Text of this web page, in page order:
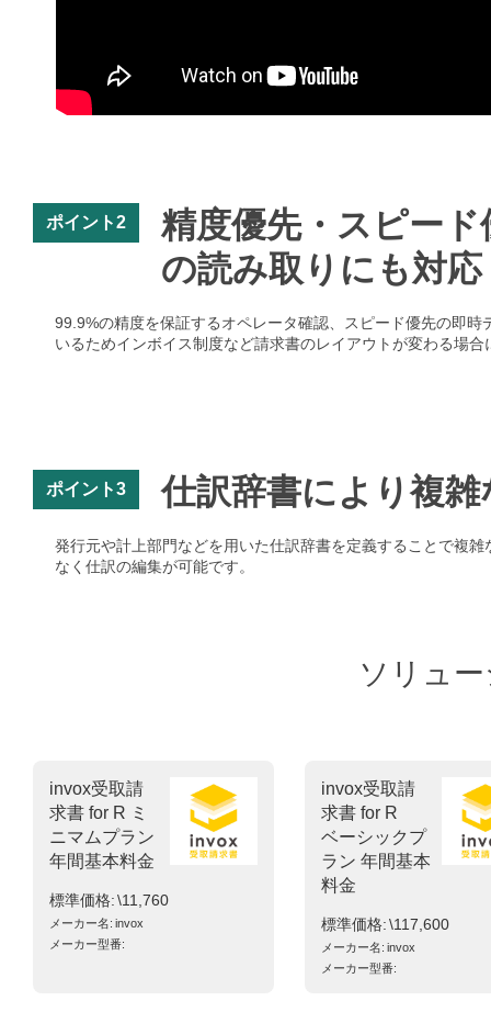
ポイント2
精度優先・スピー
の読み取りにも対応
99.9%の精度を保証するオペレータ確認、スピード優先の即
いるためインボイス制度など請求書のレイアウトが変わる場
ポイント3 仕訳辞書により複
発行元や計上部門などを用いた仕訳辞書を定義することで複
なく仕訳の編集が可能です。
ソリュ
invox受取請
求書 for R ミ
ニマムプラン
年間基本料金
標準価格 \11,760
メーカー名 invox
メーカー型番
invox受取請
求書 for R
ベーシックプ
ラン 年間基本
料金
標準価格 \117,600
メーカー名 invox
メーカー型番